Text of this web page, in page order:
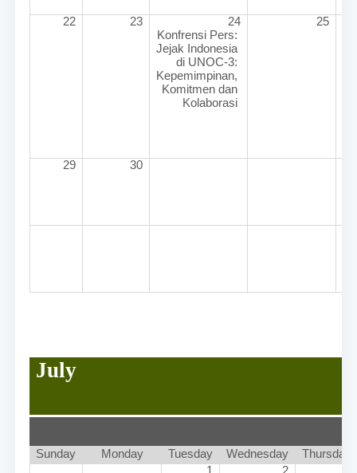
22 23
24
Konfrensi Pers:
Jejak Indonesia
di UNOC-3:
Kepemimpinan,
Komitmen dan
Kolaborasi
25
29 30
July
Sunday Monday Tuesday Wednesday
Thursday
1
2